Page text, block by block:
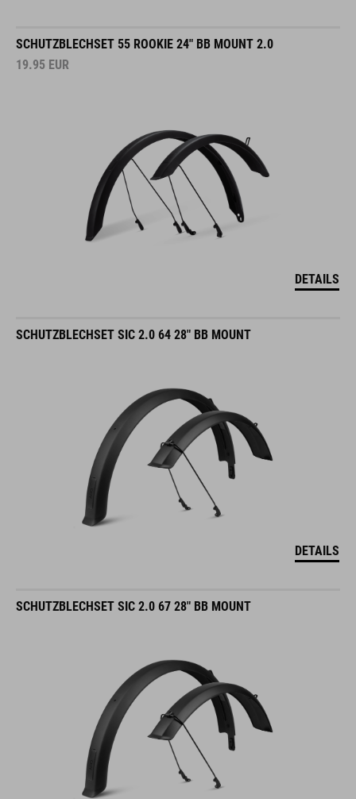
SCHUTZBLECHSET 55 ROOKIE 24" BB MOUNT 2.0
19.95 EUR
DETAILS
SCHUTZBLECHSET SIC 2.0 64 28" BB MOUNT
DETAILS
SCHUTZBLECHSET SIC 2.0 67 28" BB MOUNT